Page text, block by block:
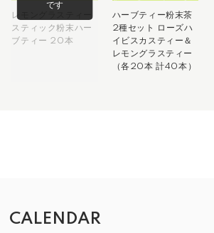
です
レモングラスティー
スティック粉末ハー
ブティー 20本
ハーブティー粉末茶
2種セット ローズハ
イビスカスティー＆
レモングラスティー
（各20本 計40本）
CALENDAR